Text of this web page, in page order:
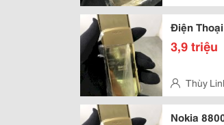
Điện
3,9 triệu
Thùy
Nokia